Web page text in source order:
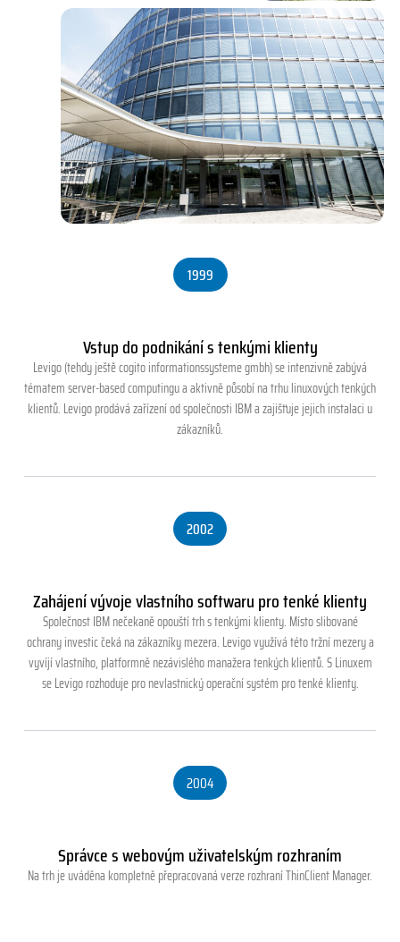
1999
Vstup do podnikání s tenkými klienty
Levigo (tehdy ještě cogito informationssysteme gmbh) se intenzivně zabývá
tématem server-based computingu a aktivně působí na trhu linuxových tenkých
klientů. Levigo prodává zařízení od společnosti IBM a zajišťuje jejich instalaci u
zákazníků.
2002
Zahájení vývoje vlastního softwaru pro tenké klienty
Společnost IBM nečekaně opouští trh s tenkými klienty. Místo slibované
ochrany investic čeká na zákazníky mezera. Levigo využívá této tržní mezery a
vyvíjí vlastního, platformně nezávislého manažera tenkých klientů. S Linuxem
se Levigo rozhoduje pro nevlastnický operační systém pro tenké klienty.
2004
Správce s webovým uživatelským rozhraním
Na trh je uváděna kompletně přepracovaná verze rozhraní ThinClient Manager.